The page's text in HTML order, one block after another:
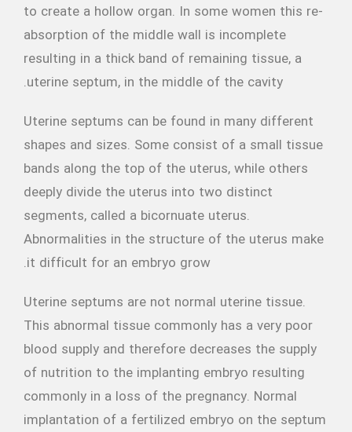
to create a hollow organ. In some women this re-
absorption of the middle wall is incomplete
resulting in a thick band of remaining tissue, a
uterine septum, in the middle of the cavity.
Uterine septums can be found in many different
shapes and sizes. Some consist of a small tissue
bands along the top of the uterus, while others
deeply divide the uterus into two distinct
segments, called a bicornuate uterus.
Abnormalities in the structure of the uterus make
it difficult for an embryo grow.
Uterine septums are not normal uterine tissue.
This abnormal tissue commonly has a very poor
blood supply and therefore decreases the supply
of nutrition to the implanting embryo resulting
commonly in a loss of the pregnancy. Normal
implantation of a fertilized embryo on the septum